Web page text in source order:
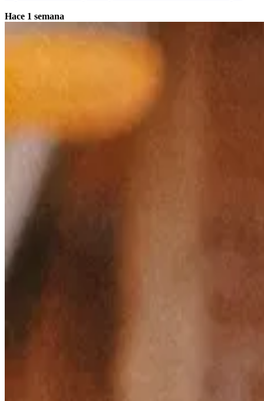
Hace 1 semana